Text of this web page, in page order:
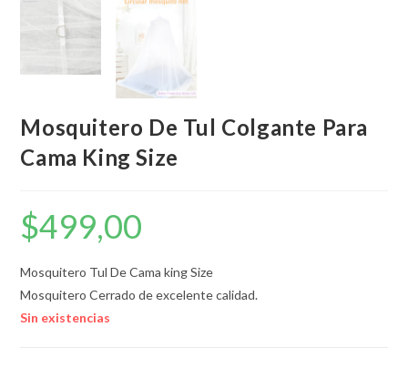
Mosquitero De Tul Colgante Para
Cama King Size
$499,00
Mosquitero Tul De Cama king Size
Mosquitero Cerrado de excelente calidad.
Sin existencias